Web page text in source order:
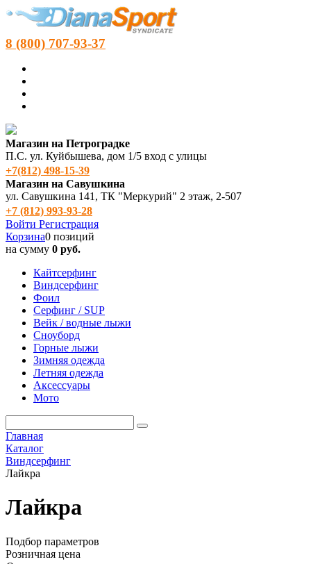
8 (800) 707-93-37
Магазин на Петроградке
П.С. ул. Куйбышева, дом 1/5 вход с улицы
+7(812) 498‑15-39
Магазин на Савушкина
ул. Савушкина 141, ТК "Меркурий" 2 этаж, 2-507
+7 (812) 993-93-28
Войти Регистрация
Корзина0 позиций
на сумму 0 руб.
Кайтсерфинг
Виндсерфинг
Фоил
Серфинг / SUP
Вейк / водные лыжи
Сноуборд
Горные лыжи
Зимняя одежда
Летняя одежда
Аксессуары
Мото
Главная
Каталог
Виндсерфинг
Лайкра
Лайкра
Подбор параметров
Розничная цена